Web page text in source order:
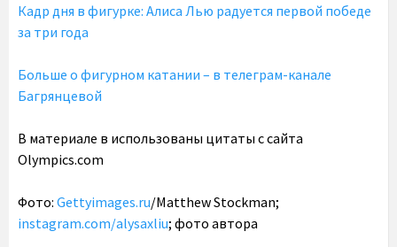
Кадр дня в фигурке: Алиса Лью радуется первой победе
за три года
Больше о фигурном катании – в телеграм-канале
Багрянцевой
В материале в использованы цитаты c сайта
Olympics.com
Фото: Gettyimages.ru/Matthew Stockman;
instagram.com/alysaxliu; фото автора